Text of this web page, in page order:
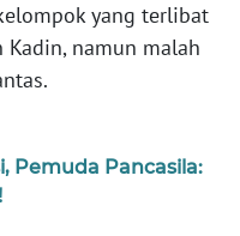
yang terlibat
namun malah
Pemuda Pancasila: